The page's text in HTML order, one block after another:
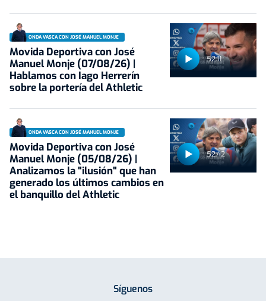
52:11
ONDA VASCA CON JOSÉ MANUEL MONJE
Movida Deportiva con José
Manuel Monje (07/08/26) |
Hablamos con Iago Herrerín
sobre la portería del Athletic
52:42
ONDA VASCA CON JOSÉ MANUEL MONJE
Movida Deportiva con José
Manuel Monje (05/08/26) |
Analizamos la "ilusión" que han
generado los últimos cambios en
el banquillo del Athletic
Síguenos